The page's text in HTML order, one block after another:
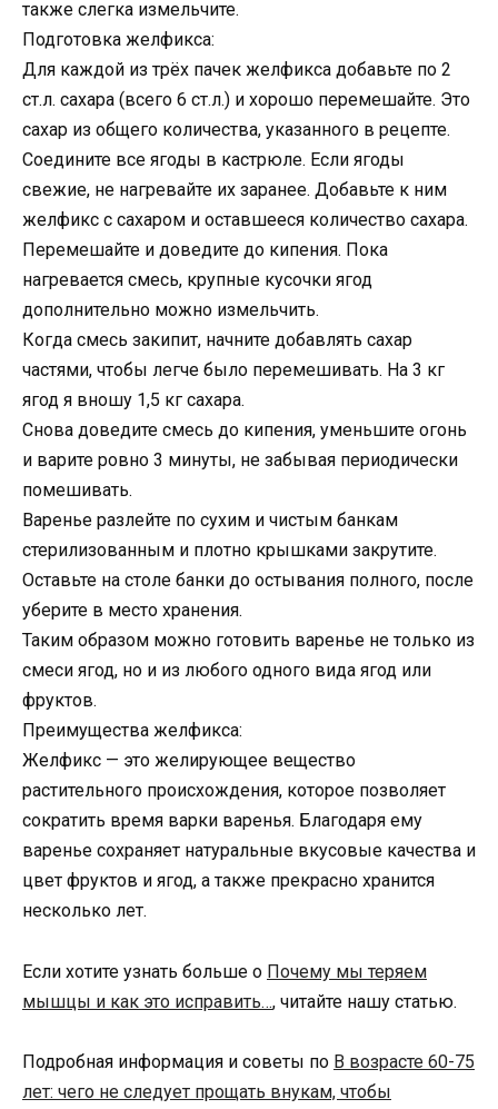
также слегка измельчите.
Подготовка желфикса:
Для каждой из трёх пачек желфикса добавьте по 2
ст.л. сахара (всего 6 ст.л.) и хорошо перемешайте. Это
сахар из общего количества, указанного в рецепте.
Соедините все ягоды в кастрюле. Если ягоды
свежие, не нагревайте их заранее. Добавьте к ним
желфикс с сахаром и оставшееся количество сахара.
Перемешайте и доведите до кипения. Пока
нагревается смесь, крупные кусочки ягод
дополнительно можно измельчить.
Когда смесь закипит, начните добавлять сахар
частями, чтобы легче было перемешивать. На 3 кг
ягод я вношу 1,5 кг сахара.
Снова доведите смесь до кипения, уменьшите огонь
и варите ровно 3 минуты, не забывая периодически
помешивать.
Варенье разлейте по сухим и чистым банкам
стерилизованным и плотно крышками закрутите.
Оставьте на столе банки до остывания полного, после
уберите в место хранения.
Таким образом можно готовить варенье не только из
смеси ягод, но и из любого одного вида ягод или
фруктов.
Преимущества желфикса:
Желфикс — это желирующее вещество
растительного происхождения, которое позволяет
сократить время варки варенья. Благодаря ему
варенье сохраняет натуральные вкусовые качества и
цвет фруктов и ягод, а также прекрасно хранится
несколько лет.
Если хотите узнать больше о Почему мы теряем
мышцы и как это исправить…, читайте нашу статью.
Подробная информация и советы по В возрасте 60-75
лет: чего не следует прощать внукам, чтобы